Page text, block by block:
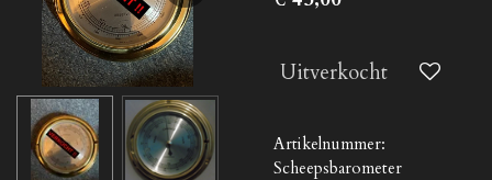
Uitverkocht
Artikelnummer:
Scheepsbarometer